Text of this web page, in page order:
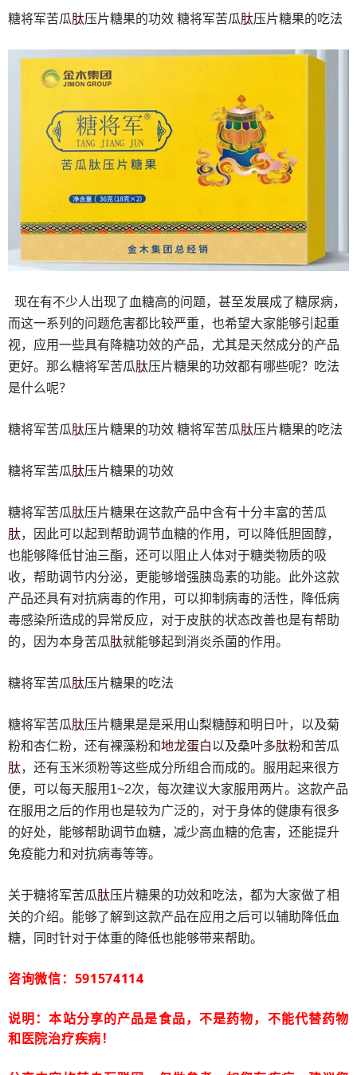
糖将军苦瓜肽压片糖果的功效 糖将军苦瓜肽压片糖果的吃法
现在有不少人出现了血糖高的问题，甚至发展成了糖尿病，
而这一系列的问题危害都比较严重，也希望大家能够引起重
视，应用一些具有降糖功效的产品，尤其是天然成分的产品
更好。那么糖将军苦瓜肽压片糖果的功效都有哪些呢？吃法
是什么呢？
糖将军苦瓜肽压片糖果的功效 糖将军苦瓜肽压片糖果的吃法
糖将军苦瓜肽压片糖果的功效
糖将军苦瓜肽压片糖果在这款产品中含有十分丰富的苦瓜
肽，因此可以起到帮助调节血糖的作用，可以降低胆固醇，
也能够降低甘油三酯，还可以阻止人体对于糖类物质的吸
收，帮助调节内分泌，更能够增强胰岛素的功能。此外这款
产品还具有对抗病毒的作用，可以抑制病毒的活性，降低病
毒感染所造成的异常反应，对于皮肤的状态改善也是有帮助
的，因为本身苦瓜肽就能够起到消炎杀菌的作用。
糖将军苦瓜肽压片糖果的吃法
糖将军苦瓜肽压片糖果是是采用山梨糖醇和明日叶，以及菊
粉和杏仁粉，还有裸藻粉和地龙蛋白以及桑叶多肽粉和苦瓜
肽，还有玉米须粉等这些成分所组合而成的。服用起来很方
便，可以每天服用1~2次，每次建议大家服用两片。这款产品
在服用之后的作用也是较为广泛的，对于身体的健康有很多
的好处，能够帮助调节血糖，减少高血糖的危害，还能提升
免疫能力和对抗病毒等等。
关于糖将军苦瓜肽压片糖果的功效和吃法，都为大家做了相
关的介绍。能够了解到这款产品在应用之后可以辅助降低血
糖，同时针对于体重的降低也能够带来帮助。
咨询微信：591574114
说明：本站分享的产品是食品，不是药物，不能代替药物
和医院治疗疾病！